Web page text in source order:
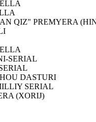
QIZ" PREMYERA
SERIAL
DASTURI
SERIAL
(XORIJ)